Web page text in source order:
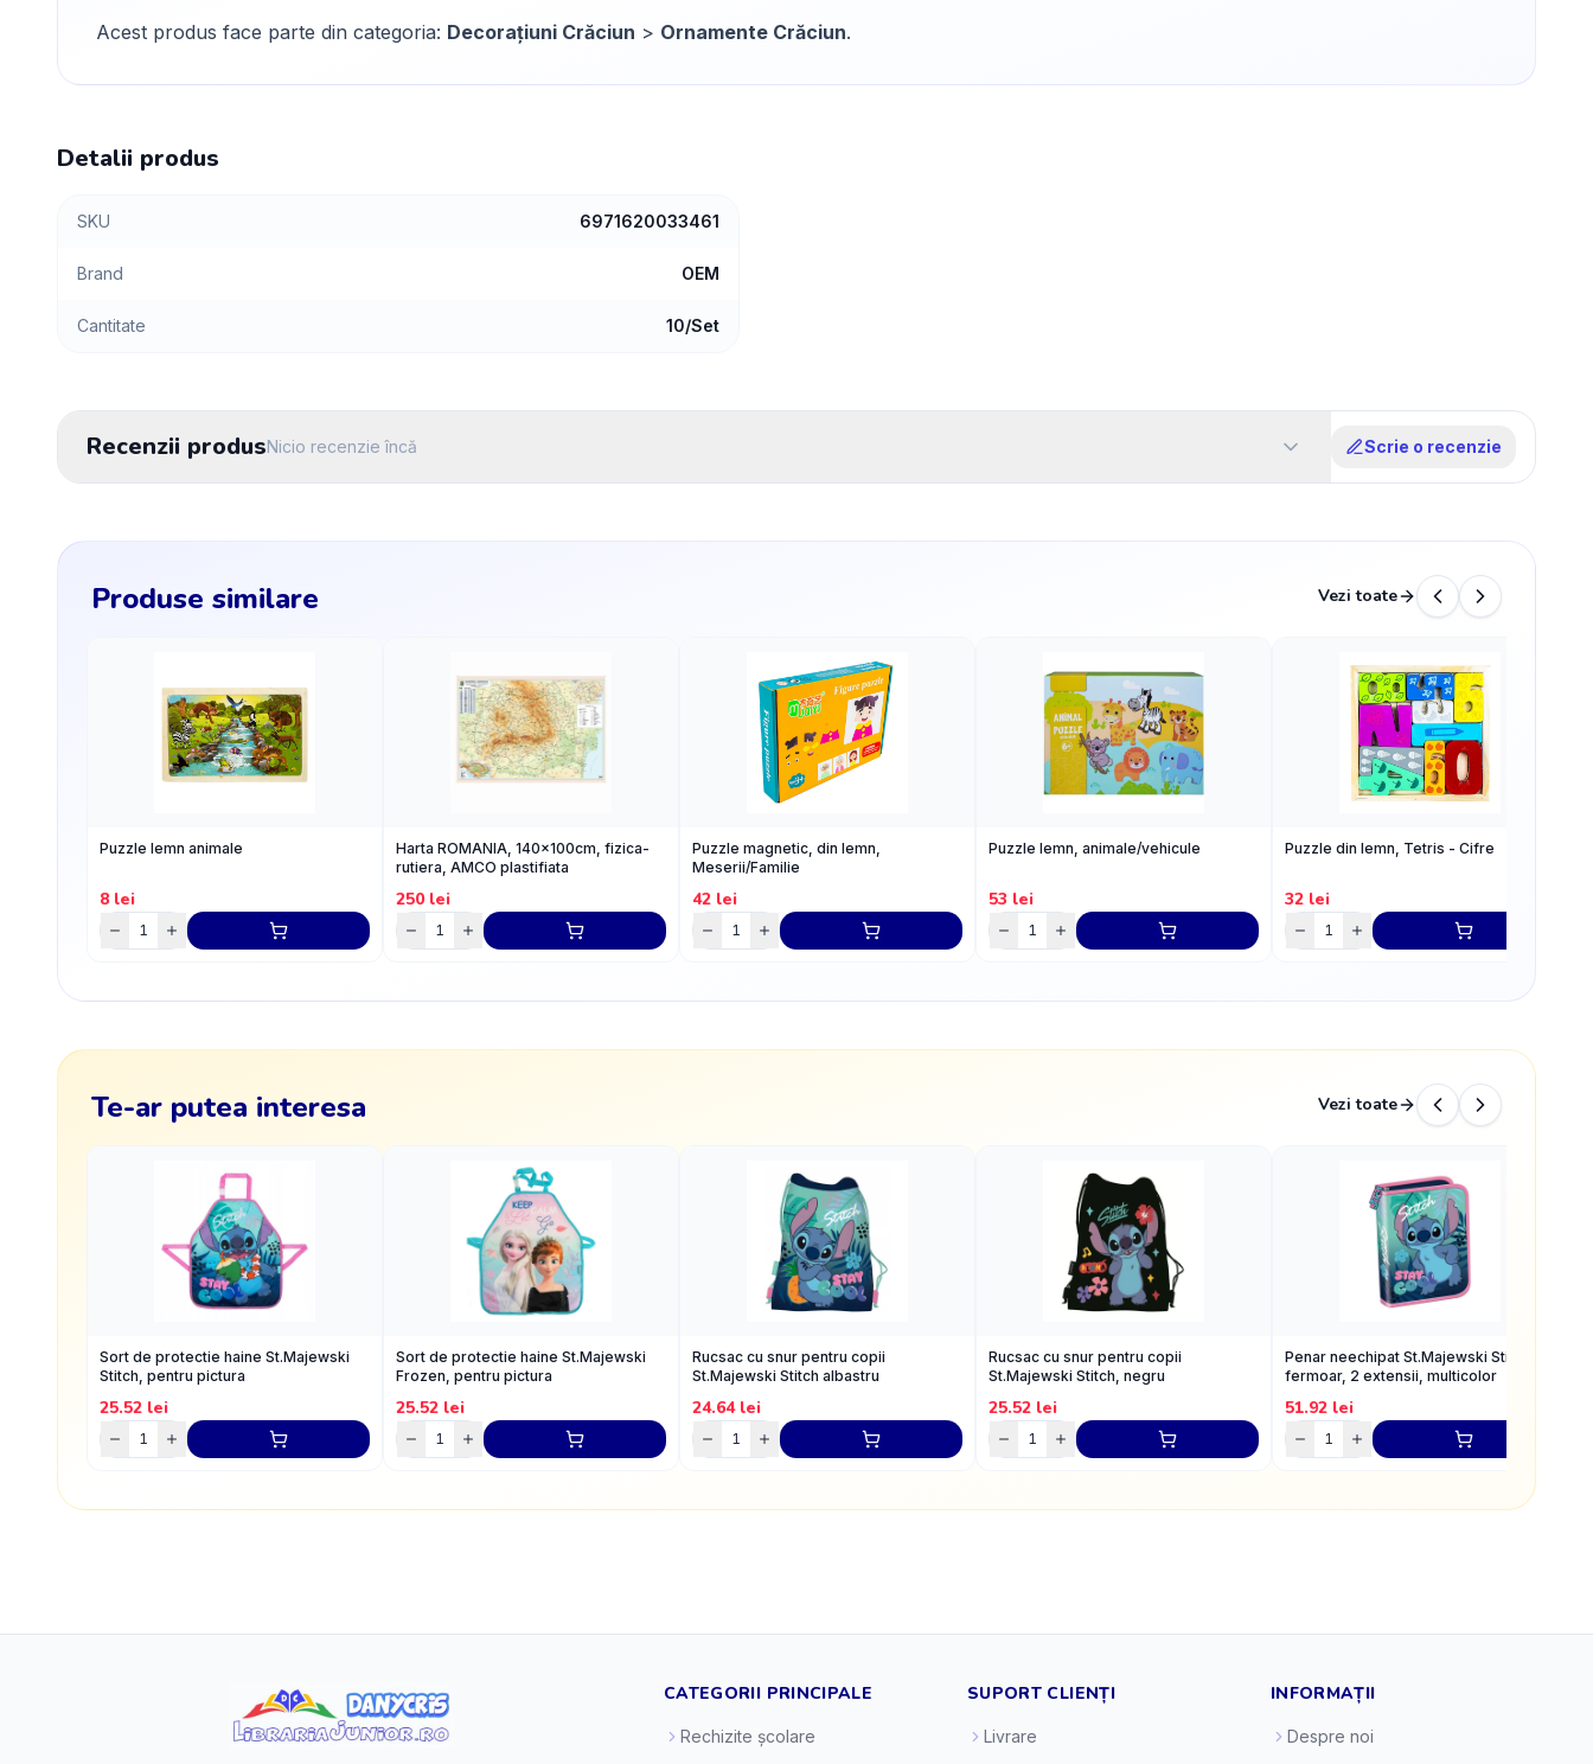
Acest produs face parte din categoria: Decorațiuni Crăciun > Ornamente Crăciun.
Detalii produs
SKU 6971620033461
Brand OEM
Cantitate 10/Set
Recenzii produsNicio recenzie încă Scrie o recenzie
Produse similare Vezi toate
Puzzle lemn animale
8 lei
Harta ROMANIA, 140x100cm, fizica-
rutiera, AMCO plastifiata
250 lei
Puzzle magnetic, din lemn,
Meserii/Familie
42 lei
Puzzle lemn, animale/vehicule
53 lei
Puzzle din lemn, Tetris - Cifre
32 lei
Te-ar putea interesa Vezi toate
Sort de protectie haine St.Majewski
Stitch, pentru pictura
25.52 lei
Sort de protectie haine St.Majewski
Frozen, pentru pictura
25.52 lei
Rucsac cu snur pentru copii
St.Majewski Stitch albastru
24.64lei
Rucsac cu snur pentru copii
St.Majewski Stitch, negru
25.52 lei
Penar neechipat St.Majewski Stitch, 1
fermoar, 2 extensii, multicolor
51.92 lei
CATEGORII PRINCIPALE
Rechizite școlare
SUPORT CLIENȚI
Livrare
INFORMAȚII
Despre noi